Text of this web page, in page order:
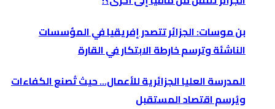
بن موسات: الجزائر تتصدر إفريقيا في المؤسسات
الناشئة وترسم خارطة الابتكار في القارة
المدرسة العليا الجزائرية للأعمال… حيث تُصنع الكفاءات
ويُرسم اقتصاد المستقبل